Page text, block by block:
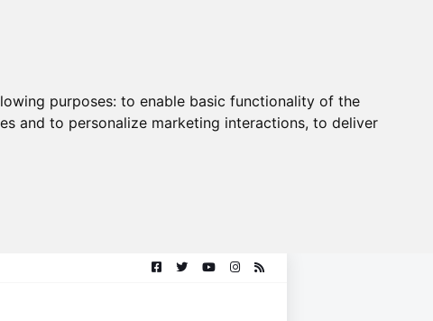
purposes: to enable basic functionality of the
and to personalize marketing interactions, to deliver